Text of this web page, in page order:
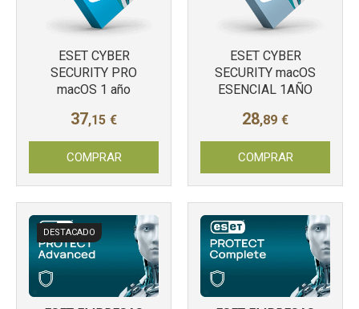
ESET CYBER
SECURITY PRO
macOS 1 año
37,15 €
COMPRAR
ESET CYBER
SECURITY macOS
ESENCIAL 1AÑO
28,89 €
COMPRAR
DESTACADO